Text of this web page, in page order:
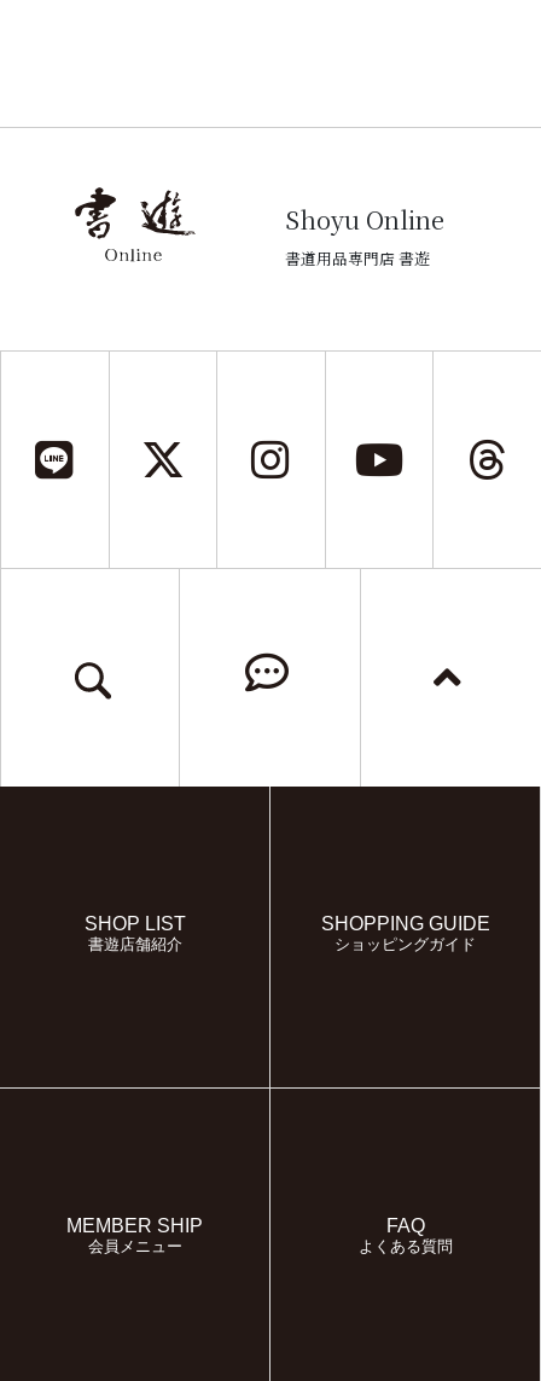
Shoyu Online
書道用品専門店 書遊
SHOP LIST
書遊店舗紹介
SHOPPING GUIDE
ショッピングガイド
MEMBER SHIP
会員メニュー
FAQ
よくある質問